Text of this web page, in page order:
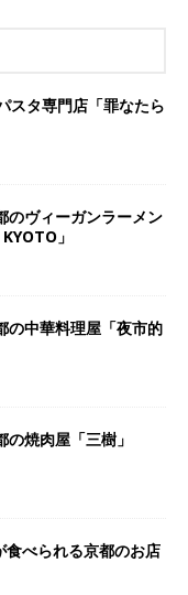
スタ専門店「罪なたら
のヴィーガンラーメン
」
の中華料理屋「夜市的
焼肉屋「三樹」
食べられる京都のお店